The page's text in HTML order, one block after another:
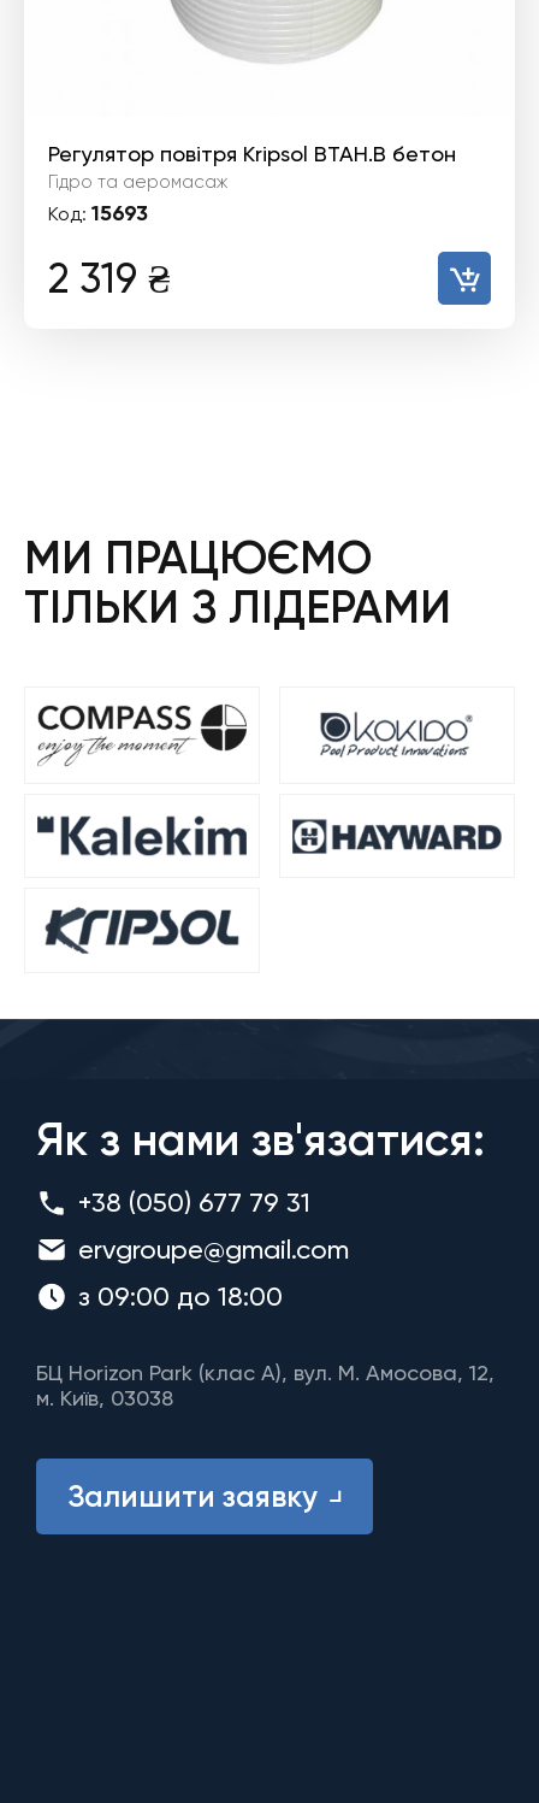
Регулятор повітря Kripsol BTAH.B бетон
Гідро та аеромасаж
Код: 15693
2 319 ₴
МИ ПРАЦЮЄМО
ТІЛЬКИ З ЛІДЕРАМИ
Як з нами зв'язатися:
+38 (050) 677 79 31
ervgroupe@gmail.com
з 09:00 до 18:00
БЦ Horizon Park (клас A), вул. М. Амосова, 12,
м. Київ, 03038
Залишити заявку